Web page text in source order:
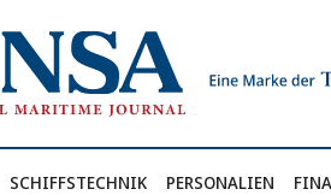
SCHIFFSTECHNIK PERSONALIEN